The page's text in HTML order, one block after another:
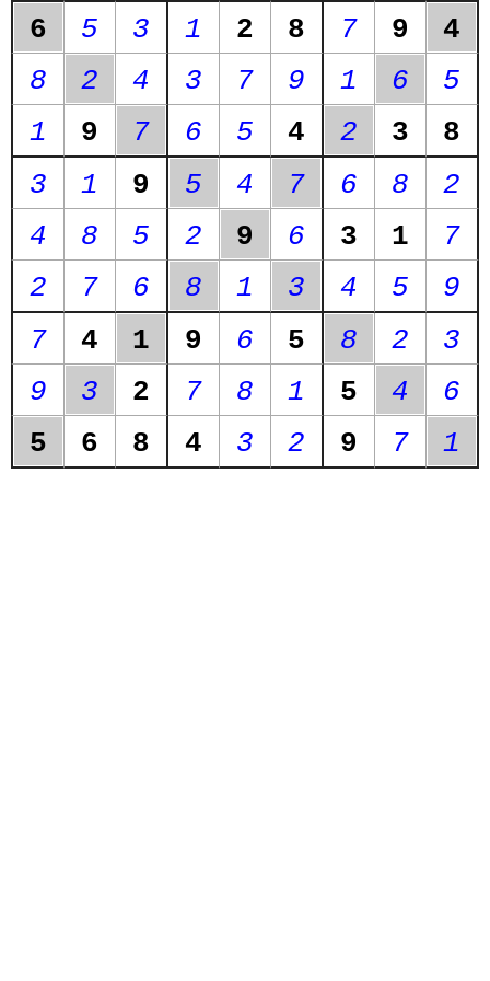
6 5 3 1 2 8 7 9
4
8
2 4 3 7 9 1 6
5
1
9 7 6 5 4 2 3
8
3
1 9 5 4 7 6 8
2
4
8 5 2 9 6 3 1
7
2
7 6 8 1 3 4 5
9
7
4 1 9 6 5 8 2
3
9
3 2 7 8 1 5 4
6
5
6 8 4 3 2 9 7 1